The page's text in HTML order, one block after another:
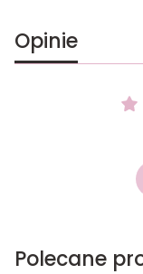
Opinie
Polecane